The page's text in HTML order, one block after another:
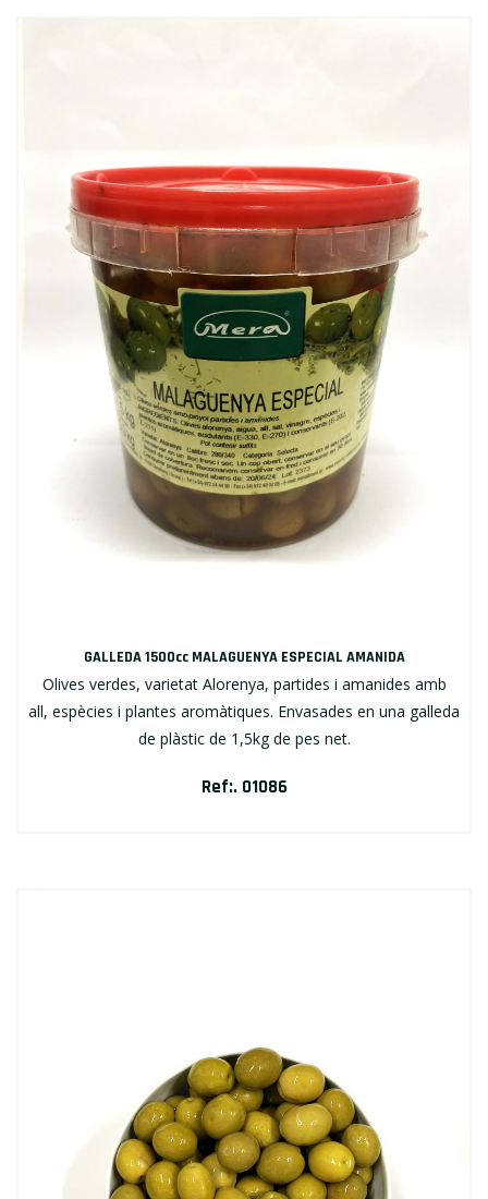
GALLEDA 1500cc MALAGUENYA ESPECIAL AMANIDA
Olives verdes, varietat Alorenya, partides i amanides amb
all, espècies i plantes aromàtiques. Envasades en una galleda
de plàstic de 1,5kg de pes net.
Ref:. 01086